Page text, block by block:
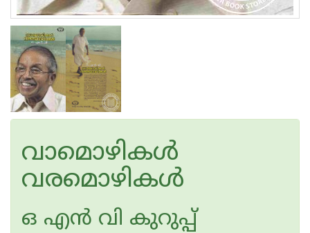
വാമൊഴികള്‍
വരമൊഴികള്‍
ഒ എന്‍ വി കുറുപ്പ്‌